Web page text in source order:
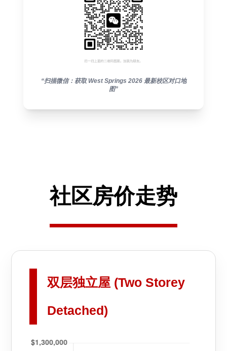
“扫描微信：获取 West Springs 2026 最新校区对口地
图”
社区房价走势
双层独立屋 (Two Storey
Detached)